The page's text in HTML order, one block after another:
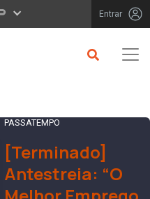
Entrar
PASSATEMPO
[Terminado]
Antestreia: “O